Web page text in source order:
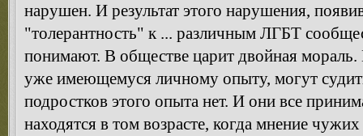
нарушен. И результат этого нарушения,
"толерантность" к ... различным ЛГБТ
понимают. В обществе царит двойная мораль.
уже имеющемуся личному опыту, могут
подростков этого опыта нет. И они все
находятся в том возрасте, когда мнение